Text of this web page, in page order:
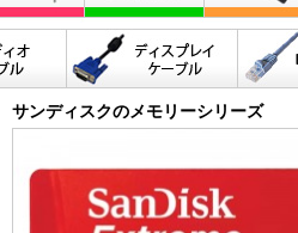
サンディスクのメモリーシリーズ